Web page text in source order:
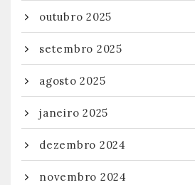
outubro 2025
setembro 2025
agosto 2025
janeiro 2025
dezembro 2024
novembro 2024